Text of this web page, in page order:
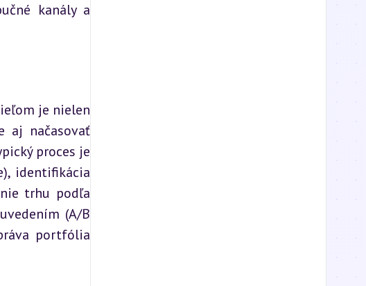
kanály a
je nielen
aj načasovať
proces je
identifikácia
trhu podľa
(A/B
portfólia